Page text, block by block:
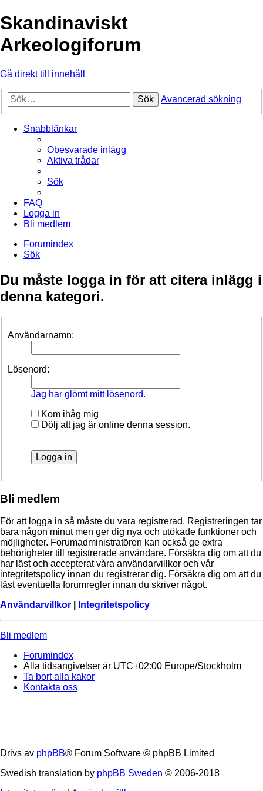
Skandinaviskt
Arkeologiforum
Gå direkt till innehåll
Sök Avancerad sökning
Snabblänkar
Obesvarade inlägg
Aktiva trådar
Sök
FAQ
Logga in
Bli medlem
Forumindex
Sök
Du måste logga in för att citera inlägg i
denna kategori.
Användarnamn:
Lösenord:
Jag har glömt mitt lösenord.
Kom ihåg mig
Dölj att jag är online denna session.
Bli medlem
För att logga in så måste du vara registrerad. Registreringen tar
bara någon minut men ger dig nya och utökade funktioner och
möjligheter. Forumadministratören kan också ge extra
behörigheter till registrerade användare. Försäkra dig om att du
har läst och accepterat våra användarvillkor och vår
integritetspolicy innan du registrerar dig. Försäkra dig om att du
läst eventuella forumregler innan du skriver något.
Användarvillkor
Integritetspolicy
Bli medlem
Forumindex
Alla tidsangivelser är UTC+02:00 Europe/Stockholm
Ta bort alla kakor
Kontakta oss
Drivs av phpBB® Forum Software © phpBB Limited
Swedish translation by phpBB Sweden © 2006-2018